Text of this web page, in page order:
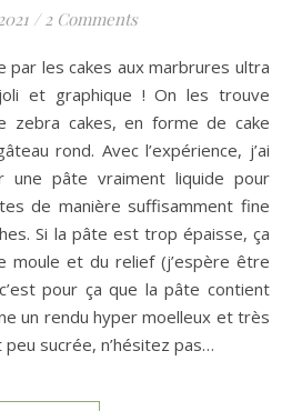
/ 2 Comments
et graphique ! On les trouve
zebra cakes, en forme de cake
rond. Avec l’expérience, j’ai
une pâte vraiment liquide pour
de manière suffisamment fine
Si la pâte est trop épaisse, ça
moule et du relief (j’espère être
pour ça que la pâte contient
un rendu hyper moelleux et très
sucrée, n’hésitez pas…